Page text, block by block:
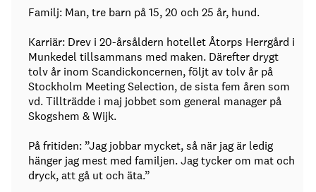
Familj: Man, tre barn på 15, 20 och 25 år, hund.
Karriär: Drev i 20-årsåldern hotellet Åtorps Herrgård i
Munkedel tillsammans med maken. Därefter drygt
tolv år inom Scandickoncernen, följt av tolv år på
Stockholm Meeting Selection, de sista fem åren som
vd. Tillträdde i maj jobbet som general manager på
Skogshem & Wijk.
På fritiden: ”Jag jobbar mycket, så när jag är ledig
hänger jag mest med familjen. Jag tycker om mat och
dryck, att gå ut och äta.”